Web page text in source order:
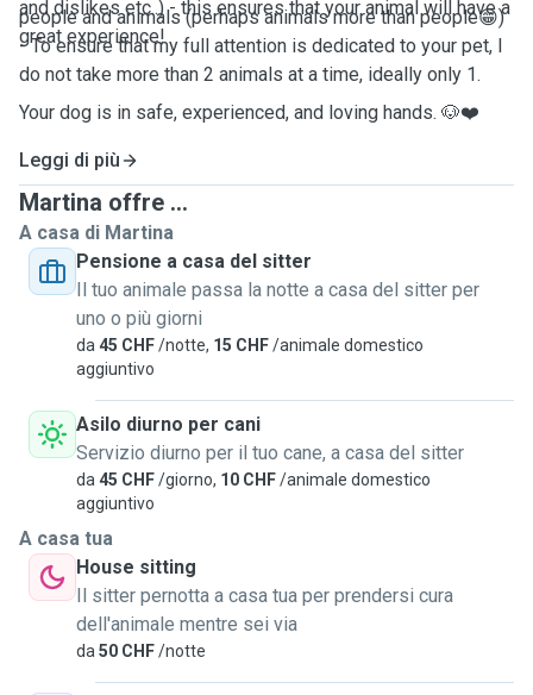
and dislikes etc..) - this ensures that your animal will have a
great experience!
people and animals (perhaps animals more than people😁)
- To ensure that my full attention is dedicated to your pet, I
do not take more than 2 animals at a time, ideally only 1.
Your dog is in safe, experienced, and loving hands. 🐶❤️
Leggi di più
Martina offre ...
A casa di Martina
Pensione a casa del sitter
Il tuo animale passa la notte a casa del sitter per
uno o più giorni
da 45 CHF/notte, 15 CHF/animale domestico
aggiuntivo
Asilo diurno per cani
Servizio diurno per il tuo cane, a casa del sitter
da 45 CHF/giorno, 10 CHF/animale domestico
aggiuntivo
A casa tua
House sitting
Il sitter pernotta a casa tua per prendersi cura
dell'animale mentre sei via
da 50 CHF/notte